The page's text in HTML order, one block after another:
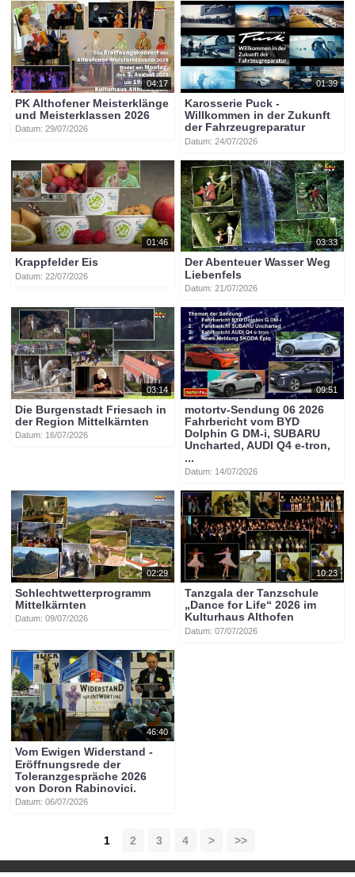
04:17
PK Althofener Meisterklänge
und Meisterklassen 2026
Datum: 29/07/2026
01:39
Karosserie Puck -
Willkommen in der Zukunft
der Fahrzeugreparatur
Datum: 24/07/2026
01:46
Krappfelder Eis
Datum: 22/07/2026
03:33
Der Abenteuer Wasser Weg
Liebenfels
Datum: 21/07/2026
03:14
Die Burgenstadt Friesach in
der Region Mittelkärnten
Datum: 16/07/2026
09:51
motortv-Sendung 06 2026
Fahrbericht vom BYD
Dolphin G DM-i, SUBARU
Uncharted, AUDI Q4 e-tron,
...
Datum: 14/07/2026
02:29
Schlechtwetterprogramm
Mittelkärnten
Datum: 09/07/2026
10:23
Tanzgala der Tanzschule
„Dance for Life“ 2026 im
Kulturhaus Althofen
Datum: 07/07/2026
46:40
Vom Ewigen Widerstand -
Eröffnungsrede der
Toleranzgespräche 2026
von Doron Rabinovici.
Datum: 06/07/2026
1 2 3 4 > >>